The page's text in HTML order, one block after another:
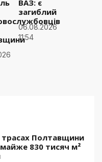
трасах Полтавщини
майже 830 тисяч м²
ВАЗ: є
загиблий
06.08.2026
11:54